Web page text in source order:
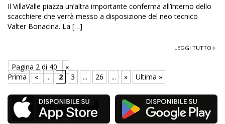
Il VillaValle piazza un’altra importante conferma all’interno dello
scacchiere che verrà messo a disposizione del neo tecnico
Valter Bonacina. La […]
LEGGI TUTTO
Pagina 2 di 40
«
Prima
« ... 2 3 ... 26 ... » Ultima »